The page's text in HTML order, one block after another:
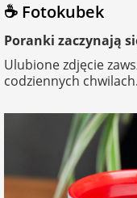
☕ Fotokubek
Poranki zaczynają
Ulubione zdjęcie
codziennych chwilach.